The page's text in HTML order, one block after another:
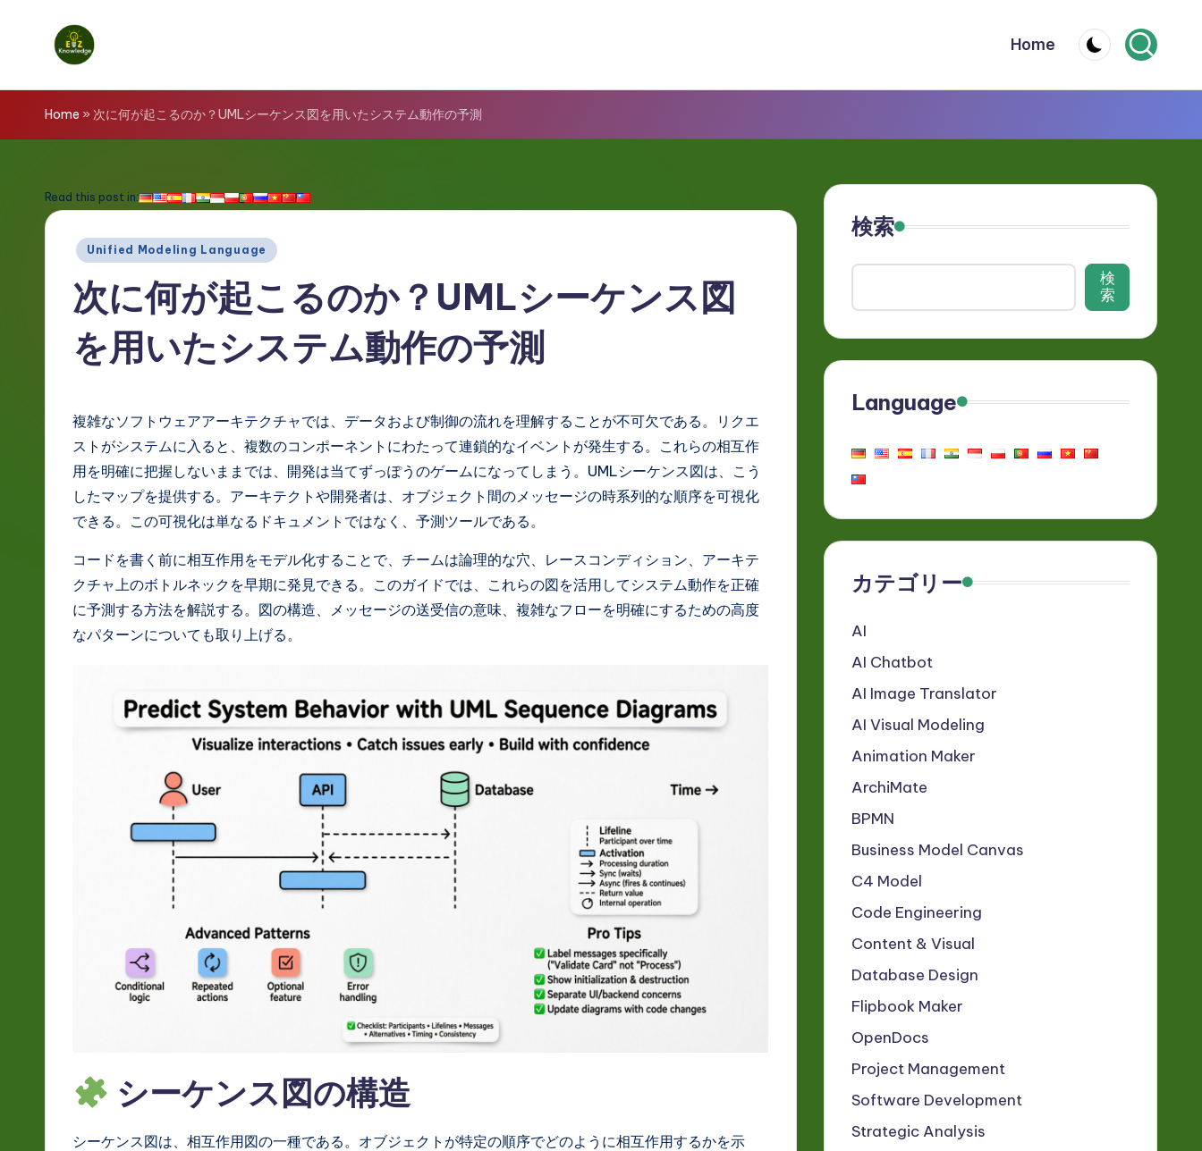
E
z
n
Home
Home » 次に何が起こるのか？UMLシーケンス図を用いたシステム動作の予測
Read this post in:
Posted
Unified Modeling Language
次に何が起こるのか？UMLシーケンス図
を用いたシステム動作の予測
複雑なソフトウェアアーキテクチャでは、データおよび制御の流れを理解することが不可欠である。リクエ
ストがシステムに入ると、複数のコンポーネントにわたって連鎖的なイベントが発生する。これらの相互作
用を明確に把握しないままでは、開発は当てずっぽうのゲームになってしまう。UMLシーケンス図は、こう
したマップを提供する。アーキテクトや開発者は、オブジェクト間のメッセージの時系列的な順序を可視化
できる。この可視化は単なるドキュメントではなく、予測ツールである。
コードを書く前に相互作用をモデル化することで、チームは論理的な穴、レースコンディション、アーキテ
クチャ上のボトルネックを早期に発見できる。このガイドでは、これらの図を活用してシステム動作を正確
に予測する方法を解説する。図の構造、メッセージの送受信の意味、複雑なフローを明確にするための高度
なパターンについても取り上げる。
シーケンス図の構造
シーケンス図は、相互作用図の一種である。オブジェクトが特定の順序でどのように相互作用するかを示
検索
検
索
Language
カテゴリー
AI
AI Chatbot
AI Image Translator
AI Visual Modeling
Animation Maker
ArchiMate
BPMN
Business Model Canvas
C4 Model
Code Engineering
Content & Visual
Database Design
Flipbook Maker
OpenDocs
Project Management
Software Development
Strategic Analysis